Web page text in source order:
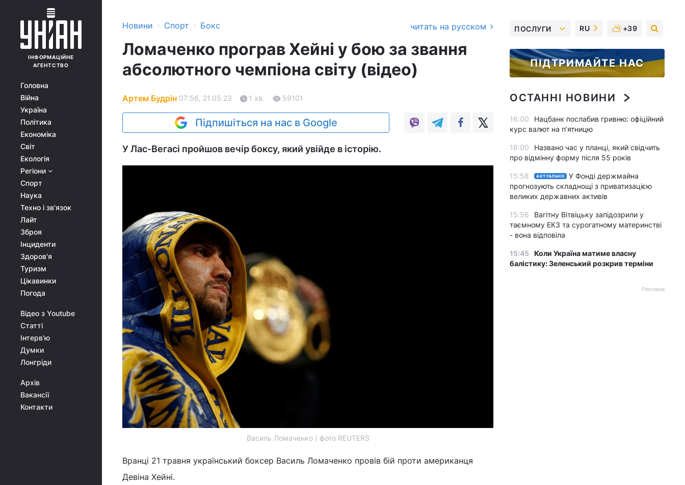
ІНФОРМАЦІЙНЕ
АГЕНТСТВО
Головна
Війна
Україна
Політика
Економіка
Світ
Екологія
Регіони
Спорт
Наука
Техно і зв'язок
Лайт
Зброя
Інциденти
Здоров'я
Туризм
Цікавинки
Погода
Відео з Youtube
Статті
Інтерв'ю
Думки
Лонгріди
Архів
Вакансії
Контакти
Новини › Спорт › Бокс читать на русском
Ломаченко програв Хейні у бою за звання
абсолютного чемпіона світу (відео)
Артем Будрін 07:56, 21.05.23 1 хв. 59101
Підпишіться на нас в Google
У Лас-Вегасі пройшов вечір боксу, який увійде в історію.
Василь Ломаченко / фото REUTERS
Вранці 21 травня український боксер Василь Ломаченко провів бій проти американця
Девіна Хейні.
ПОСЛУГИ RU +39
ПІДТРИМАЙТЕ НАС
ОСТАННІ НОВИНИ
16:00
Нацбанк послабив гривню: офіційний
курс валют на п’ятницю
16:00
Названо час у планці, який свідчить
про відмінну форму після 55 років
15:58 АКТУАЛЬНО
У Фонді держмайна
прогнозують складнощі з приватизацією
великих державних активів
15:56
Вагітну Вітвіцьку запідозрили у
таємному ЕКЗ та сурогатному материнстві
- вона відповіла
15:45 Коли Україна матиме власну
балістику: Зеленський розкрив терміни
Реклама